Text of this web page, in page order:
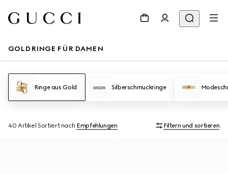
GOLDRINGE FÜR DAMEN
Ringe aus Gold Silberschmuckringe
40 Artikel Sortiert nach Empfehlungen Filtern und sortieren